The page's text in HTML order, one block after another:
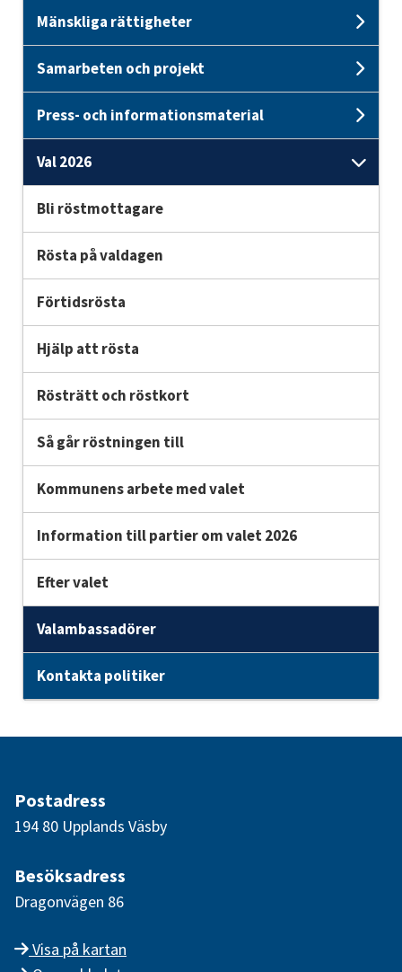
Mänskliga rättigheter
Samarbeten och projekt
Press- och informationsmaterial
Val 2026
Bli röstmottagare
Rösta på valdagen
Förtidsrösta
Hjälp att rösta
Rösträtt och röstkort
Så går röstningen till
Kommunens arbete med valet
Information till partier om valet 2026
Efter valet
Valambassadörer
Kontakta politiker
Postadress
194 80 Upplands Väsby
Besöksadress
Dragonvägen 86
Visa på kartan